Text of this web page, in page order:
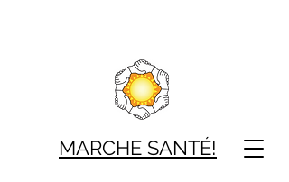
MARCHE SANTÉ!